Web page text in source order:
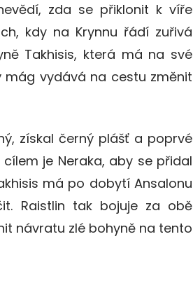
zda se přiklonit k víře
kdy na Krynnu řádí zuřivá
Takhisis, která má na své
mág vydává na cestu změnit
získal černý plášť a poprvé
je Neraka, aby se přidal
má po dobytí Ansalonu
Raistlin tak bojuje za obě
návratu zlé bohyně na tento